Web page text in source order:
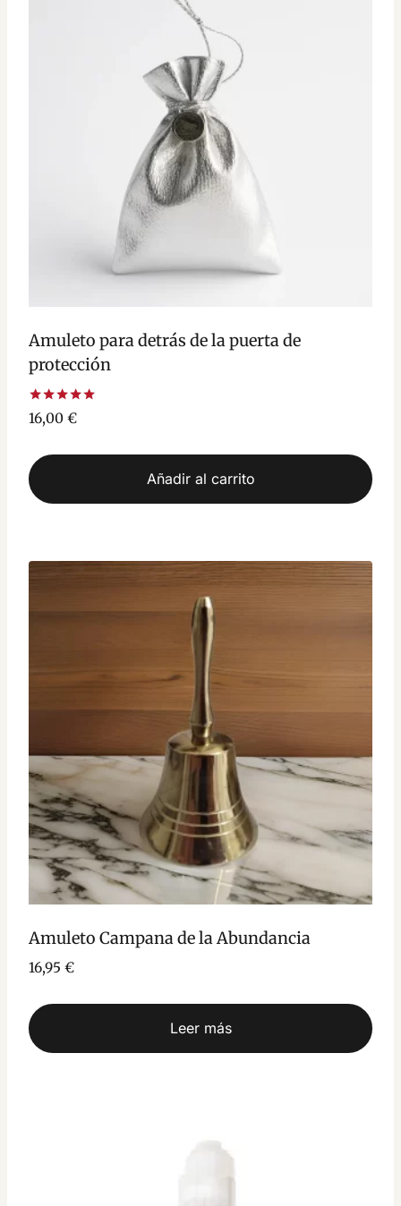
Amuleto para detrás de la puerta de
protección
Valorado
con
de 5
16,00 €
Añadir al carrito
Amuleto Campana de la Abundancia
16,95 €
Leer más